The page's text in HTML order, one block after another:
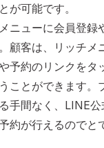
が可能です。
ニューに会員登録
顧客は、リッチメ
予約のリンクをタ
ことができます。
手間なく、LINE公
約が行えるのでと